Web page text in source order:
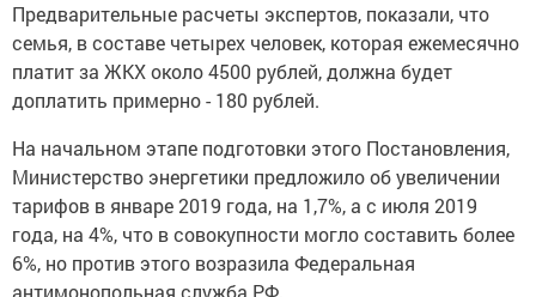
Предварительные расчеты экспертов, показали, что
семья, в составе четырех человек, которая ежемесячно
платит за ЖКХ около 4500 рублей, должна будет
доплатить примерно - 180 рублей.
На начальном этапе подготовки этого Постановления,
Министерство энергетики предложило об увеличении
тарифов в январе 2019 года, на 1,7%, а с июля 2019
года, на 4%, что в совокупности могло составить более
6%, но против этого возразила Федеральная